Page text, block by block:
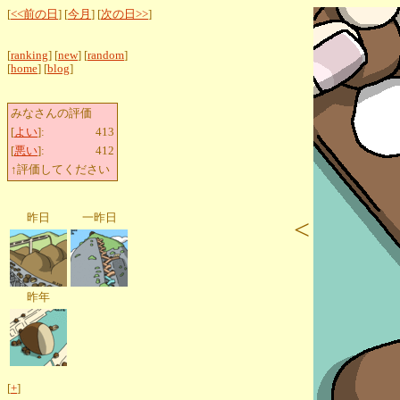
[<<前の日 ] [今月 ] [次の日>>]
[ranking] [new] [random]
[home] [blog]
みなさんの評価
[よい]:
413
[悪い]:
412
↑評価してください
昨日 一昨日
昨年
[+]
<